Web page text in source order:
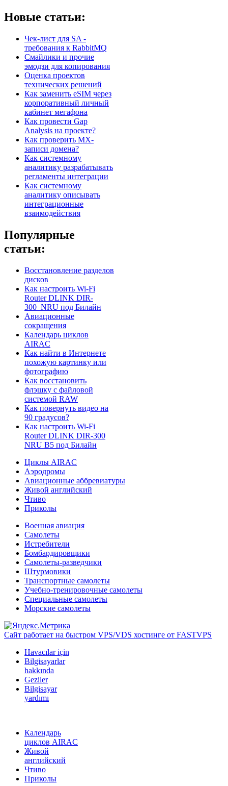
Новые статьи:
Чек-лист для SA -
требования к RabbitMQ
Смайлики и прочие
эмодзи для копирования
Оценка проектов
технических решений
Как заменить eSIM через
корпоративный личный
кабинет мегафона
Как провести Gap
Analysis на проекте?
Как проверить MX-
записи домена?
Как системному
аналитику разрабатывать
регламенты интеграции
Как системному
аналитику описывать
интеграционные
взаимодействия
Популярные
статьи:
Восстановление разделов
дисков
Как настроить Wi-Fi
Router DLINK DIR-
300_NRU под Билайн
Авиационные
сокращения
Календарь циклов
AIRAC
Как найти в Интернете
похожую картинку или
фотографию
Как восстановить
флэшку с файловой
системой RAW
Как повернуть видео на
90 градусов?
Как настроить Wi-Fi
Router DLINK DIR-300
NRU B5 под Билайн
Циклы AIRAC
Аэродромы
Авиационные аббревиатуры
Живой английский
Чтиво
Приколы
Военная авиация
Самолеты
Истребители
Бомбардировщики
Самолеты-разведчики
Штурмовики
Транспортные самолеты
Учебно-тренировочные самолеты
Специальные самолеты
Морские самолеты
Сайт работает на быстром VPS/VDS хостинге от FASTVPS
Havacılar için
Bilgisayarlar
hakkında
Geziler
Bilgisayar
yardımı
Календарь
циклов AIRAC
Живой
английский
Чтиво
Приколы